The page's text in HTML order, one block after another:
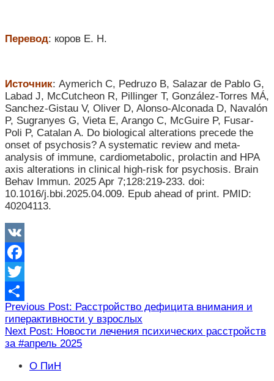
Перевод: коров Е. Н.
Источник: Aymerich C, Pedruzo B, Salazar de Pablo G,
Labad J, McCutcheon R, Pillinger T, González-Torres MÁ,
Sanchez-Gistau V, Oliver D, Alonso-Alconada D, Navalón
P, Sugranyes G, Vieta E, Arango C, McGuire P, Fusar-
Poli P, Catalan A. Do biological alterations precede the
onset of psychosis? A systematic review and meta-
analysis of immune, cardiometabolic, prolactin and HPA
axis alterations in clinical high-risk for psychosis. Brain
Behav Immun. 2025 Apr 7;128:219-233. doi:
10.1016/j.bbi.2025.04.009. Epub ahead of print. PMID:
40204113.
VK
Facebook
Twitter
Отправить
Навигация
по
записям
Previous Post: Расстройство дефицита внимания и
гиперактивности у взрослых
Next Post: Новости лечения психических расстройств
за #апрель 2025
О ПиН